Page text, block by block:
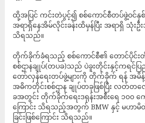
ထို့အပြင် ကင်းတဲပွင့်၍ စစ်ကောင်စီတပ်ဖွဲ့ဝင်နှ
အရာရှိနေအိမ်လိုင်းခန်းထိမှန်ပြီး အရာရှိ သုံးဦ
သိရသည်။
တိုက်ခိုက်ခံရသည့် စစ်ကောင်စီ၏ တောင်ပိုင်း
စစ်ဌာနချုပ်(တပခ)သည် ပဲခူးတိုင်းနှင့်ကရင်
တော်လှန်ရေးတပ်ဖွဲ့များကို တိုက်ခိုက် ရန် အ
အဓိကတိုင်းစစ်ဌာန ချုပ်တခုဖြစ်ပြီး လတ်
ခအတွင်း တိုက်ခိုက်ရေးဒရုန်းအစီးရေ ၁၀၀ က
ကြောင်း သိရသည့်အတွက် BMW နှင့် မဟ
ခြင်းဖြစ်ကြောင်း သိရသည်။